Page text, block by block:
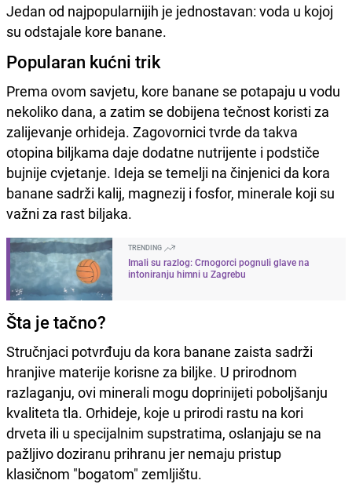
Jedan od najpopularnijih je jednostavan: voda u kojoj
su odstajale kore banane.
Popularan kućni trik
Prema ovom savjetu, kore banane se potapaju u vodu
nekoliko dana, a zatim se dobijena tečnost koristi za
zalijevanje orhideja. Zagovornici tvrde da takva
otopina biljkama daje dodatne nutrijente i podstiče
bujnije cvjetanje. Ideja se temelji na činjenici da kora
banane sadrži kalij, magnezij i fosfor, minerale koji su
važni za rast biljaka.
TRENDING
Imali su razlog: Crnogorci pognuli glave na
intoniranju himni u Zagrebu
Šta je tačno?
Stručnjaci potvrđuju da kora banane zaista sadrži
hranjive materije korisne za biljke. U prirodnom
razlaganju, ovi minerali mogu doprinijeti poboljšanju
kvaliteta tla. Orhideje, koje u prirodi rastu na kori
drveta ili u specijalnim supstratima, oslanjaju se na
pažljivo doziranu prihranu jer nemaju pristup
klasičnom "bogatom" zemljištu.